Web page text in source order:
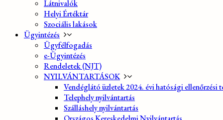
Látnivalók
Helyi Értéktár
Szociális lakások
Ügyintézés
Ügyfélfogadás
e-Ügyintézés
Rendeletek (NJT)
NYILVÁNTARTÁSOK
Vendéglátó üzletek 2024. évi hatósági ellenőrzési
Telephely nyilvántartás
Szálláshely nyilvántartás